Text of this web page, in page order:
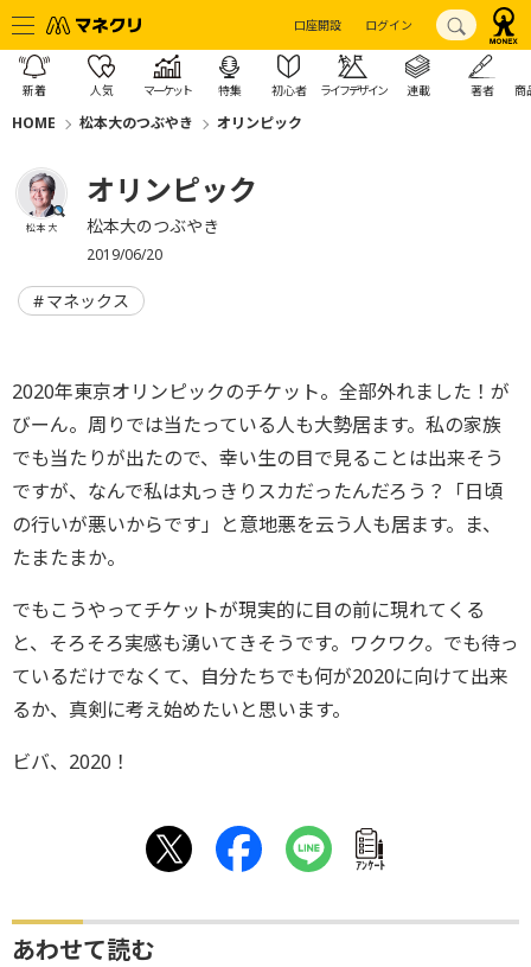
口座開設 ログイン
新着 人気 マーケット 特集 初心者 ライフデザイン 連載 著者 商
HOME 松本大のつぶやき オリンピック
松本 大
オリンピック
松本大のつぶやき
2019/06/20
マネックス
2020年東京オリンピックのチケット。全部外れました！が
びーん。周りでは当たっている人も大勢居ます。私の家族
でも当たりが出たので、幸い生の目で見ることは出来そう
ですが、なんで私は丸っきりスカだったんだろう？「日頃
の行いが悪いからです」と意地悪を云う人も居ます。ま、
たまたまか。
でもこうやってチケットが現実的に目の前に現れてくる
と、そろそろ実感も湧いてきそうです。ワクワク。でも待っ
ているだけでなくて、自分たちでも何が2020に向けて出来
るか、真剣に考え始めたいと思います。
ビバ、2020！
ｱﾝｹｰﾄ
あわせて読む